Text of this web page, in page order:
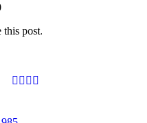
this post.